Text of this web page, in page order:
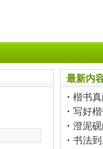
最新内
・ 楷书
・ 写好
・ 澄泥砚
・ 书法